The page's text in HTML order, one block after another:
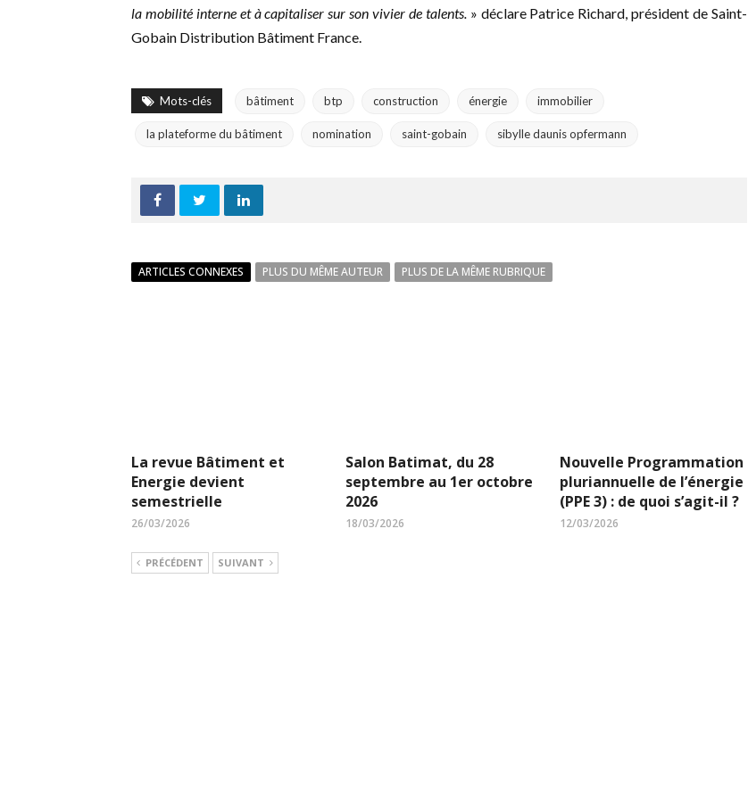
la mobilité interne et à capitaliser sur son vivier de talents.» déclare Patrice Richard, président de Saint-
Gobain Distribution Bâtiment France.
Mots-clés bâtiment btp construction énergie immobilier
la plateforme du bâtiment nomination saint-gobain sibylle daunis opfermann
ARTICLES CONNEXES PLUS DU MÊME AUTEUR PLUS DE LA MÊME RUBRIQUE
La revue Bâtiment et
Energie devient
semestrielle
26/03/2026
Salon Batimat, du 28
septembre au 1er octobre
2026
18/03/2026
Nouvelle Programmation
pluriannuelle de l’énergie
(PPE 3) : de quoi s’agit-il ?
12/03/2026
PRÉCÉDENT SUIVANT